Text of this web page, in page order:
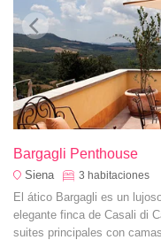
Bargagli Penthouse
Siena 3 habitaciones
El ático Bargagli es un
elegante finca de Casali di
suites principales con